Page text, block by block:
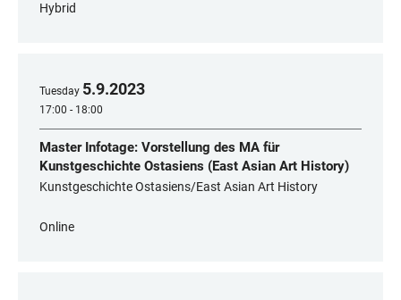
Hybrid
Tuesday 5.9.2023
17:00 - 18:00
Master Infotage: Vorstellung des MA für
Kunstgeschichte Ostasiens (East Asian Art History)
Kunstgeschichte Ostasiens/East Asian Art History
Online